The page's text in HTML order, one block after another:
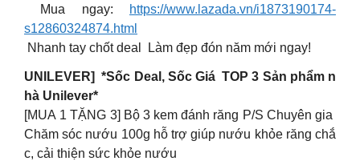
Mua ngay:
https://www.lazada.vn/i1873190174-
s12860324874.html
Nhanh tay chốt deal Làm đẹp đón năm mới ngay!
UNILEVER] *Sốc Deal, Sốc Giá TOP 3 Sản phẩm n
hà Unilever*
[MUA 1 TẶNG 3] Bộ 3 kem đánh răng P/S Chuyên gia
Chăm sóc nướu 100g hỗ trợ giúp nướu khỏe răng chắ
c, cải thiện sức khỏe nướu